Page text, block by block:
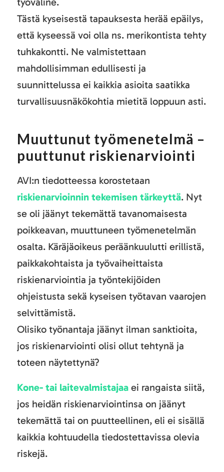
Tästä kyseisestä tapauksesta herää epäilys,
että kyseessä voi olla ns. merikontista tehty
tuhkakontti. Ne valmistettaan
mahdollisimman edullisesti ja
suunnittelussa ei kaikkia asioita saatikka
turvallisuusnäkökohtia mietitä loppuun asti.
Muuttunut työmenetelmä –
puuttunut riskienarviointi
AVI:n tiedotteessa korostetaan
riskienarvioinnin tekemisen tärkeyttä. Nyt
se oli jäänyt tekemättä tavanomaisesta
poikkeavan, muuttuneen työmenetelmän
osalta. Käräjäoikeus peräänkuulutti erillistä,
paikkakohtaista ja työvaiheittaista
riskienarviointia ja työntekijöiden
ohjeistusta sekä kyseisen työtavan vaarojen
selvittämistä.
Olisiko työnantaja jäänyt ilman sanktioita,
jos riskienarviointi olisi ollut tehtynä ja
toteen näytettynä?
Kone- tai laitevalmistajaaei rangaista siitä,
jos heidän riskienarviointinsa on jäänyt
tekemättä tai on puutteellinen, eli ei sisällä
kaikkia kohtuudella tiedostettavissa olevia
riskejä.